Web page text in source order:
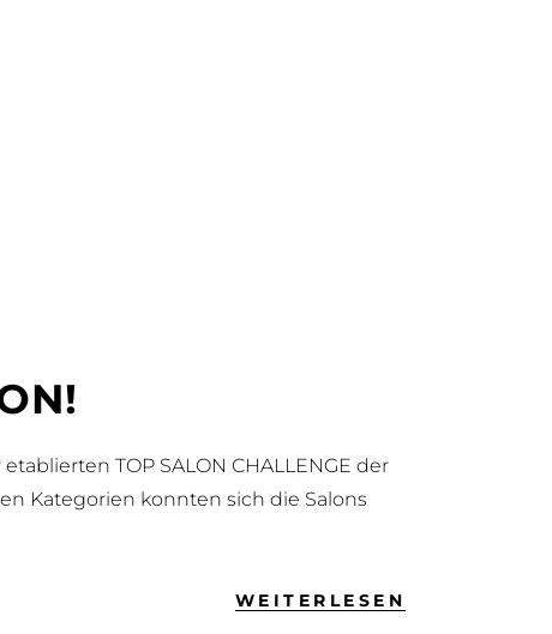
TOP SALON CHALLENGE der
Kategorien konnten sich die Salons
WEITERLESEN